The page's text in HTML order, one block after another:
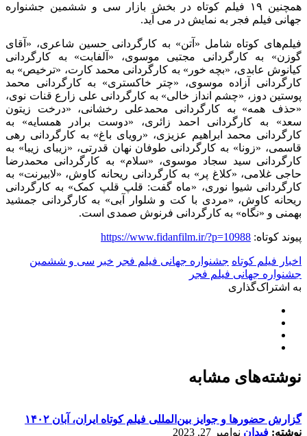
همچنین ۱۹ فیلم کوتاه در بخش بازار سی و ششمین جشنواره
جهانی فیلم فجر به نمایش در می آید.
فیلم‌های کوتاه شامل «آتن» به کارگردانی حسین شاعری، «آقای
گوزن» به کارگردانی مجتبی موسوی، «آلفابت» به کارگردانی
کیانوش عابدی، «بچه خور» به کارگردانی محمد کارت، «ترخیص» به
کارگردانی آزاده موسوی، «چتر خاکستری» به کارگردانی محمد
پوستین دوز، «چشم انداز خالی» به کارگردانی علی زارع قنات نوی،
«حذف همه» به کارگردانی محمدعلی رخشانی، «درخت زیتون
سعد» به کارگردانی احمد زائری، «دوست برادر همسایه» به
کارگردانی محمد ابراهیم عزیزی، «رویای باغ» به کارگردانی رهی
قاسمی، «زونا» به کارگردانی طوفان نهان قدرتی، «زیبای زیبا» به
کارگردانی سید سجاد موسوی، «سلام» به کارگردانی محمدرضا
حاجی غلامی، «کلاغ پر» به کارگردانی ریحانه کاوش، «لابیرنت» به
کارگردانی شیوا نوری، «ماه گفت: قلپ قلپ کمک» به کارگردانی
ریحانه کاوش، «مردی با کت و شلوار آبی» به کارگردانی جمشید
بهمنی و «نگاه» به کارگردانی فرنوش صمدی است.
پیوند کوتاه: https://www.fidanfilm.ir/?p=10988
اخبار فیلم کوتاه جشنواره جهانی فیلم فجر خبر سی و ششمین
جشنواره جهانی فیلم فجر
به اشتراک‌گذاری
نوشته‌های مشابه
گزارش حضورها و جوایز بین‌المللی فیلم کوتاه ایران، آبان ۱۴۰۲
نوشته: فیدان نوامبر 27, 2023